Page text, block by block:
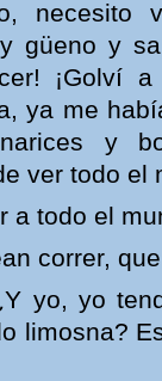
necesito
güeno y
¡Golví
ya me
y
ver todo el
a todo el
correr,
yo, yo
limosna?